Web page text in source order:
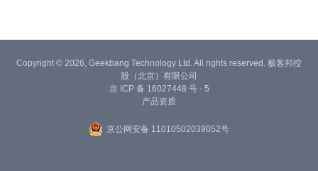
Copyright © 2026, Geekbang Technology Ltd. All rights reserved. 极客邦控
股（北京）有限公司
京 ICP 备 16027448 号 - 5
产品资质
京公网安备 11010502039052号